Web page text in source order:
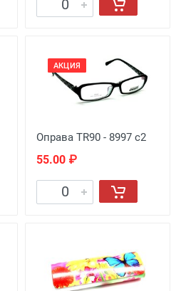
АКЦИЯ
Оправа TR90 - 8997 c2
55.00 ₽